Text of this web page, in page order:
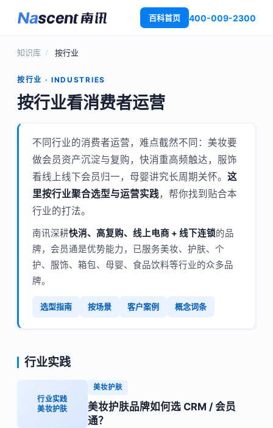
百科首页 400-009-2300
知识库 / 按行业
按行业 · INDUSTRIES
按行业看消费者运营
不同行业的消费者运营，难点截然不同：美妆要
做会员资产沉淀与复购，快消重高频触达，服饰
看线上线下会员归一，母婴讲究长周期关怀。 这
里按行业聚合选型与运营实践，帮你找到贴合本
行业的打法。
南讯深耕快消、高复购、线上电商 + 线下连锁的品
牌，会员通是优势能力，已服务美妆、护肤、个
护、服饰、箱包、母婴、食品饮料等行业的众多品
牌。
选型指南 按场景 客户案例 概念词条
行业实践
行业实践
美妆护肤
美妆护肤
美妆护肤品牌如何选 CRM / 会员
通？